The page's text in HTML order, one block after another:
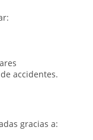
accidentes.
gracias a: